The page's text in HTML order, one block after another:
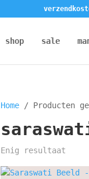
shop sale
Home/ Producten
Enig resultaat